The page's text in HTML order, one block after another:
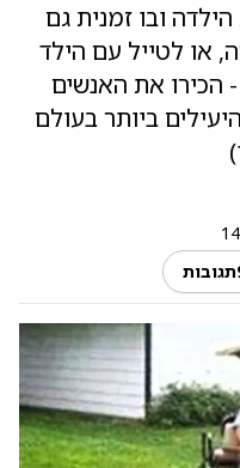
ובו זמנית גם
או לטייל עם הילד
- הכירו את האנשים
ביותר בעולם
תגובות